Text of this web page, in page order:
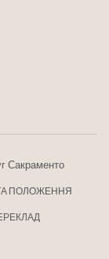
Сакраменто
ПОЛОЖЕННЯ